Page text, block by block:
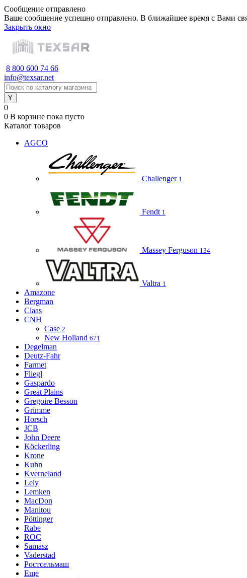
Сообщение отправлено
Ваше сообщение успешно отправлено. В ближайшее время с Вами
Закрыть окно
8 800 600 74 66
info@texsar.net
0
0 В корзине пока пусто
Каталог товаров
AGCO
Challenger 1
Fendt 1
Massey Ferguson 134
Valtra 1
Amazone
Bergman
Claas
CNH
Case 2
New Holland 671
Degelman
Deutz-Fahr
Farmet
Fliegl
Gaspardo
Great Plains
Gregoire Besson
Grimme
Horsch
JCB
John Deere
Köckerling
Krone
Kuhn
Kverneland
Lely
Lemken
MacDon
Manitou
Pöttinger
Rabe
ROC
Samasz
Vaderstad
Ростсельмаш
Еще